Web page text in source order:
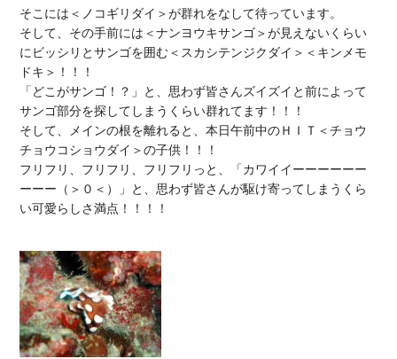
そこには＜ノコギリダイ＞が群れをなして待っています。
そして、その手前には＜ナンヨウキサンゴ＞が見えないくらい
にビッシリとサンゴを囲む＜スカシテンジクダイ＞＜キンメモ
ドキ＞！！！
「どこがサンゴ！？」と、思わず皆さんズイズイと前によって
サンゴ部分を探してしまうくらい群れてます！！！
そして、メインの根を離れると、本日午前中のＨＩＴ＜チョウ
チョウコショウダイ＞の子供！！！
フリフリ、フリフリ、フリフリっと、「カワイイーーーーーー
ーーー（＞０＜）」と、思わず皆さんが駆け寄ってしまうくら
い可愛らしさ満点！！！！